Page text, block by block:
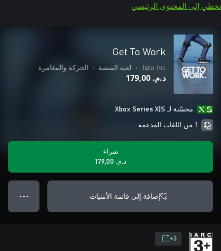
تخطي إلى المحتوى الرئيسي
Get To Work
Isto Inc.
• لعبة المنصة • الحركة والمغامرة
د.م.‏ 179,00
محسّنة لـ Xbox Series X|S
1 من اللغات المدعمة
شراء
د.م.‏ 179,00
إضافة إلى قائمة الأمنيات ● ● ●
3+